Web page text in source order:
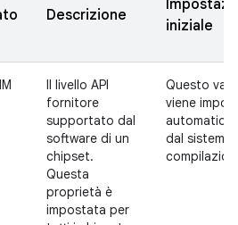
Descrizione
iniziale
Il livello API
fornitore
supportato dal
software di un
chipset.
Questa
proprietà è
impostata per
Questo
viene
dal sistema